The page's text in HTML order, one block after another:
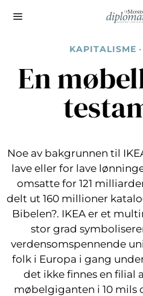
KAPITALISME ·
En
Noe av bakgrunnen til
lave eller for lave
omsatte for 121
delt ut 160 millioner
Bibelen?. IKEA er et
stor grad
verdensomspennende
folk i Europa i gang
det ikke finnes en filial
møbelgiganten i 10 mils